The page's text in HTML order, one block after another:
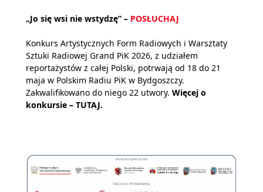
„Jo się wsi nie wstydzę” – POSŁUCHAJ
Konkurs Artystycznych Form Radiowych i Warsztaty
Sztuki Radiowej Grand PiK 2026, z udziałem
reportażystów z całej Polski, potrwają od 18 do 21
maja w Polskim Radiu PiK w Bydgoszczy.
Zakwalifikowano do niego 22 utwory. Więcej o
konkursie – TUTAJ.